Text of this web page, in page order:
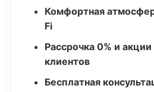
Комфортная
Fi
Рассрочка 0% и
клиентов
Бесплатная